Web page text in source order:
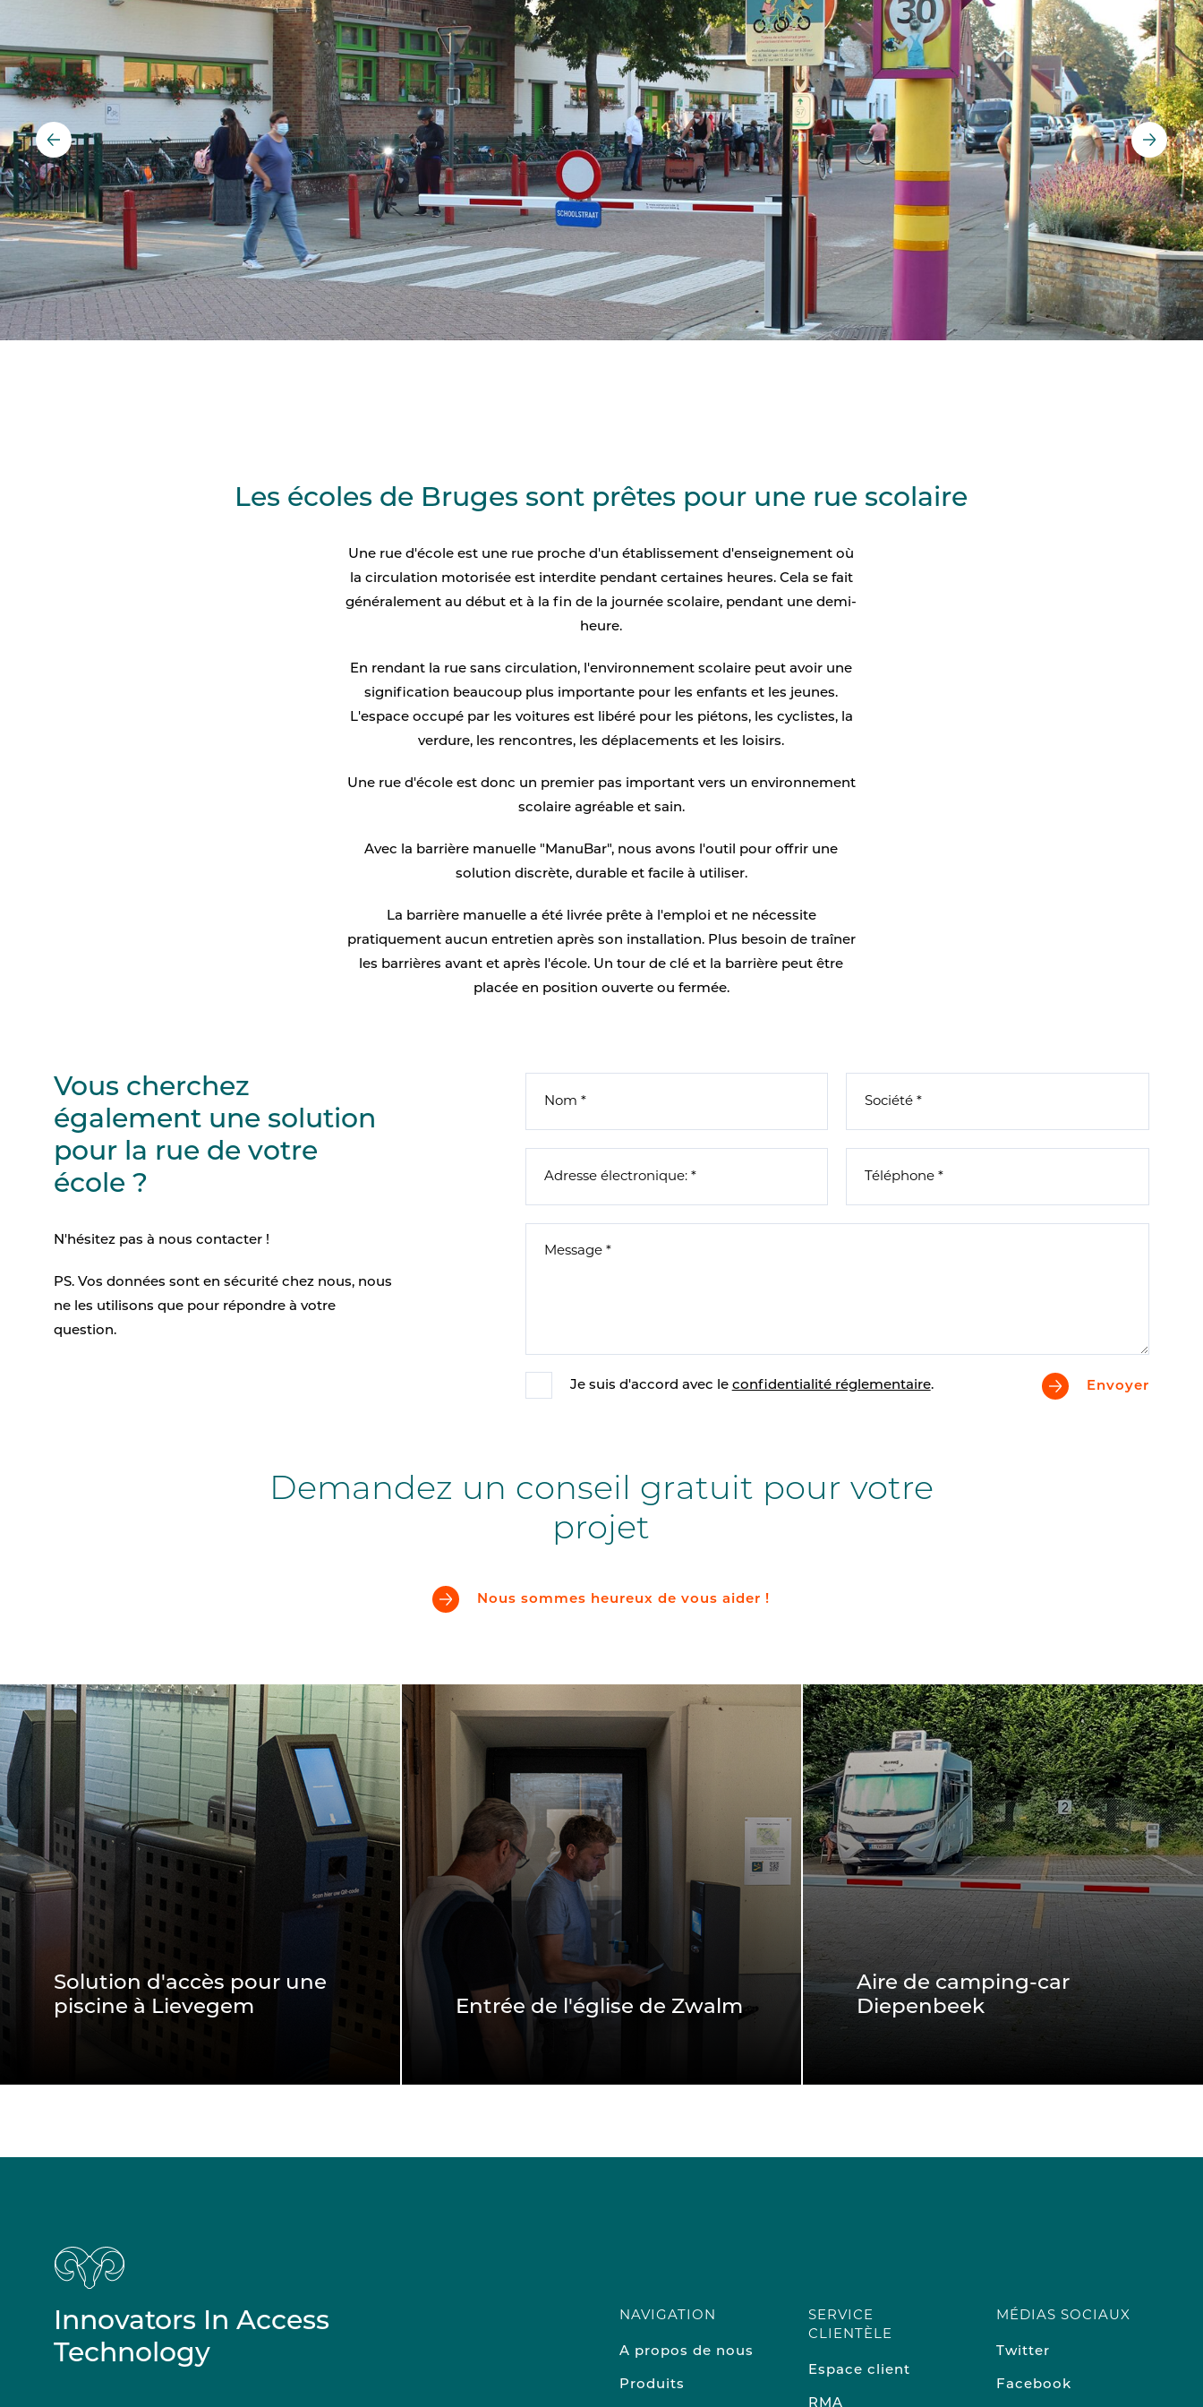
Détection des véhicules
Feux de circulation
Signalisation numérique
Accessoires pour kiosques
Comptage Parking
Les écoles de Bruges sont prêtes pour une rue scolaire
Une rue d'école est une rue proche d'un établissement d'enseignement où
la circulation motorisée est interdite pendant certaines heures. Cela se fait
généralement au début et à la fin de la journée scolaire, pendant une demi-
heure.
En rendant la rue sans circulation, l'environnement scolaire peut avoir une
signification beaucoup plus importante pour les enfants et les jeunes.
L'espace occupé par les voitures est libéré pour les piétons, les cyclistes, la
verdure, les rencontres, les déplacements et les loisirs.
Une rue d'école est donc un premier pas important vers un environnement
scolaire agréable et sain.
Avec la barrière manuelle "ManuBar", nous avons l'outil pour offrir une
solution discrète, durable et facile à utiliser.
La barrière manuelle a été livrée prête à l'emploi et ne nécessite
pratiquement aucun entretien après son installation. Plus besoin de traîner
les barrières avant et après l'école. Un tour de clé et la barrière peut être
placée en position ouverte ou fermée.
Vous cherchez
également une solution
pour la rue de votre
école ?
N'hésitez pas à nous contacter !
PS. Vos données sont en sécurité chez nous, nous
ne les utilisons que pour répondre à votre
question.
Je suis d'accord avec le confidentialité réglementaire. Envoyer
Demandez un conseil gratuit pour votre
projet
Nous sommes heureux de vous aider !
Solution d'accès pour une
piscine à Lievegem
Entrée de l'église de Zwalm
Aire de camping-car
Diepenbeek
Innovators In Access
Technology
NAVIGATION
A propos de nous
Produits
SERVICE
CLIENTÈLE
Espace client
RMA
MÉDIAS SOCIAUX
Twitter
Facebook